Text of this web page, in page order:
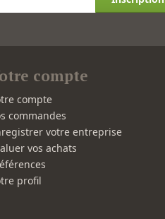
compte
compte
commandes
votre entreprise
vos achats
profil